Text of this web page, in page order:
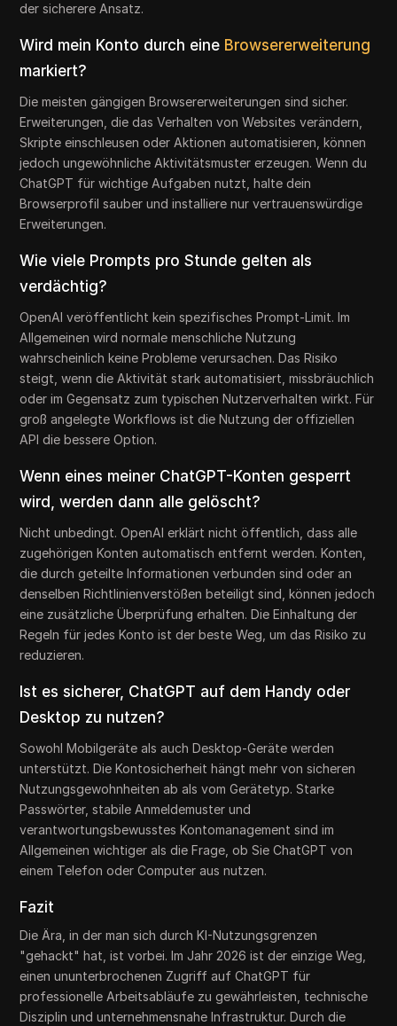
der sicherere Ansatz.
Wird mein Konto durch eine Browsererweiterung
markiert?
Die meisten gängigen Browsererweiterungen sind sicher.
Erweiterungen, die das Verhalten von Websites verändern,
Skripte einschleusen oder Aktionen automatisieren, können
jedoch ungewöhnliche Aktivitätsmuster erzeugen. Wenn du
ChatGPT für wichtige Aufgaben nutzt, halte dein
Browserprofil sauber und installiere nur vertrauenswürdige
Erweiterungen.
Wie viele Prompts pro Stunde gelten als
verdächtig?
OpenAI veröffentlicht kein spezifisches Prompt-Limit. Im
Allgemeinen wird normale menschliche Nutzung
wahrscheinlich keine Probleme verursachen. Das Risiko
steigt, wenn die Aktivität stark automatisiert, missbräuchlich
oder im Gegensatz zum typischen Nutzerverhalten wirkt. Für
groß angelegte Workflows ist die Nutzung der offiziellen
API die bessere Option.
Wenn eines meiner ChatGPT-Konten gesperrt
wird, werden dann alle gelöscht?
Nicht unbedingt. OpenAI erklärt nicht öffentlich, dass alle
zugehörigen Konten automatisch entfernt werden. Konten,
die durch geteilte Informationen verbunden sind oder an
denselben Richtlinienverstößen beteiligt sind, können jedoch
eine zusätzliche Überprüfung erhalten. Die Einhaltung der
Regeln für jedes Konto ist der beste Weg, um das Risiko zu
reduzieren.
Ist es sicherer, ChatGPT auf dem Handy oder
Desktop zu nutzen?
Sowohl Mobilgeräte als auch Desktop-Geräte werden
unterstützt. Die Kontosicherheit hängt mehr von sicheren
Nutzungsgewohnheiten ab als vom Gerätetyp. Starke
Passwörter, stabile Anmeldemuster und
verantwortungsbewusstes Kontomanagement sind im
Allgemeinen wichtiger als die Frage, ob Sie ChatGPT von
einem Telefon oder Computer aus nutzen.
Fazit
Die Ära, in der man sich durch KI-Nutzungsgrenzen
"gehackt" hat, ist vorbei. Im Jahr 2026 ist der einzige Weg,
einen ununterbrochenen Zugriff auf ChatGPT für
professionelle Arbeitsabläufe zu gewährleisten, technische
Disziplin und unternehmensnahe Infrastruktur. Durch die